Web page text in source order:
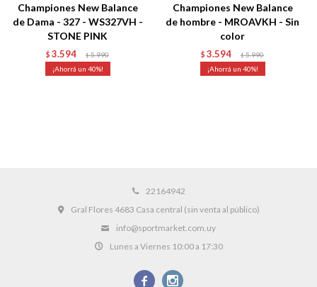
Championes New Balance
de Dama - 327 - WS327VH -
STONE PINK
$ 3.594 $ 5.990
40
Championes New Balance
de hombre - MROAVKH - Sin
color
$ 3.594 $ 5.990
40
22164942
Gral Flores 4683 Casa central (sin venta al público)
info@sportmarket.com.uy
Lunes a Viernes 10:00 a 17:30
 